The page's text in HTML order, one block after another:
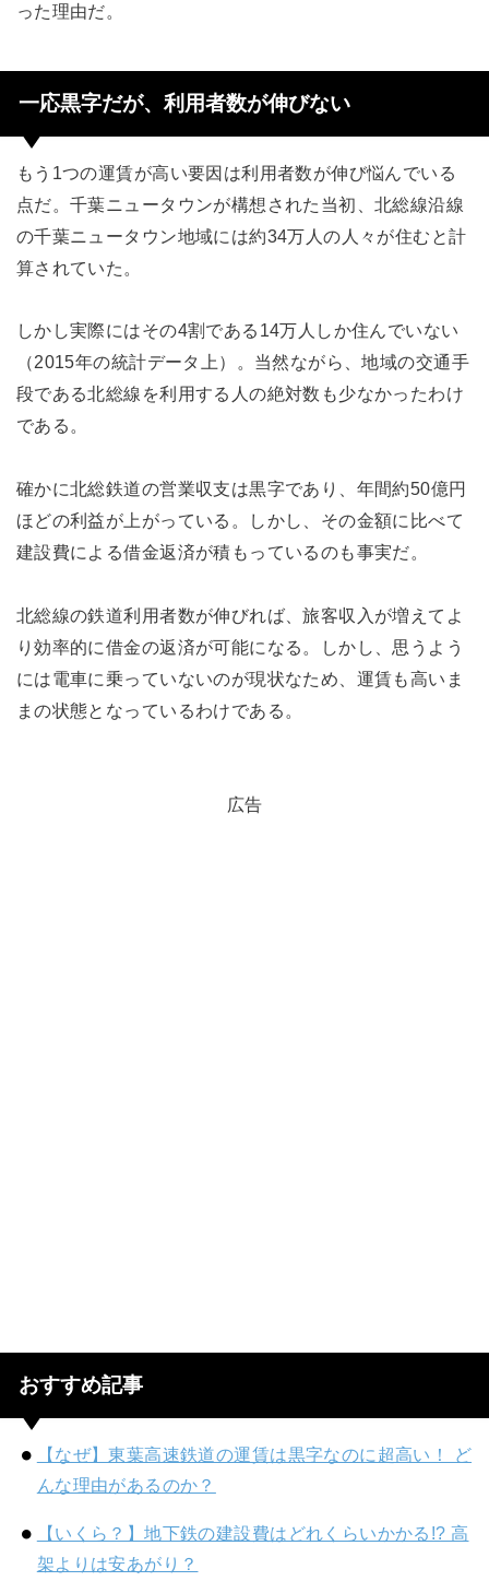
った理由だ。
一応黒字だが、利用者数が伸びない
もう1つの運賃が高い要因は利用者数が伸び悩んでいる
点だ。千葉ニュータウンが構想された当初、北総線沿線
の千葉ニュータウン地域には約34万人の人々が住むと計
算されていた。
しかし実際にはその4割である14万人しか住んでいない
（2015年の統計データ上）。当然ながら、地域の交通手
段である北総線を利用する人の絶対数も少なかったわけ
である。
確かに北総鉄道の営業収支は黒字であり、年間約50億円
ほどの利益が上がっている。しかし、その金額に比べて
建設費による借金返済が積もっているのも事実だ。
北総線の鉄道利用者数が伸びれば、旅客収入が増えてよ
り効率的に借金の返済が可能になる。しかし、思うよう
には電車に乗っていないのが現状なため、運賃も高いま
まの状態となっているわけである。
広告
おすすめ記事
【なぜ】東葉高速鉄道の運賃は黒字なのに超高い！ ど
んな理由があるのか？
【いくら？】地下鉄の建設費はどれくらいかかる!? 高
架よりは安あがり？